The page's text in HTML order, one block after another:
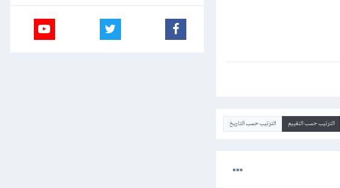
الترتيب حسب التقييم الترتيب حسب التاريخ